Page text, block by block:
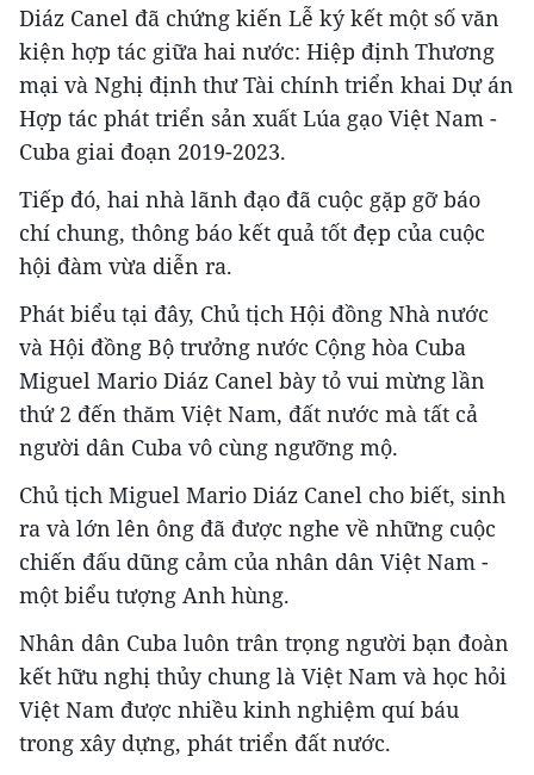
Diáz Canel đã chứng kiến Lễ ký kết một số văn
kiện hợp tác giữa hai nước: Hiệp định Thương
mại và Nghị định thư Tài chính triển khai Dự án
Hợp tác phát triển sản xuất Lúa gạo Việt Nam -
Cuba giai đoạn 2019-2023.
Tiếp đó, hai nhà lãnh đạo đã cuộc gặp gỡ báo
chí chung, thông báo kết quả tốt đẹp của cuộc
hội đàm vừa diễn ra.
Phát biểu tại đây, Chủ tịch Hội đồng Nhà nước
và Hội đồng Bộ trưởng nước Cộng hòa Cuba
Miguel Mario Diáz Canel bày tỏ vui mừng lần
thứ 2 đến thăm Việt Nam, đất nước mà tất cả
người dân Cuba vô cùng ngưỡng mộ.
Chủ tịch Miguel Mario Diáz Canel cho biết, sinh
ra và lớn lên ông đã được nghe về những cuộc
chiến đấu dũng cảm của nhân dân Việt Nam -
một biểu tượng Anh hùng.
Nhân dân Cuba luôn trân trọng người bạn đoàn
kết hữu nghị thủy chung là Việt Nam và học hỏi
Việt Nam được nhiều kinh nghiệm quí báu
trong xây dựng, phát triển đất nước.